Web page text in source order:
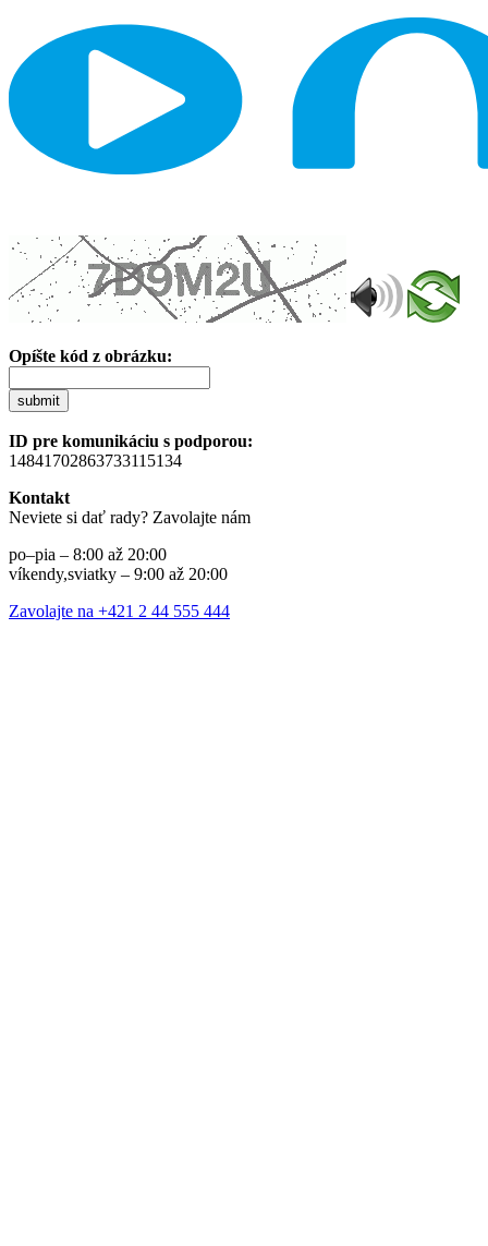
Opíšte kód z obrázku:
submit
ID pre komunikáciu s podporou:
14841702863733115134
Kontakt
Neviete si dať rady? Zavolajte nám
po–pia – 8:00 až 20:00
víkendy,sviatky – 9:00 až 20:00
Zavolajte na +421 2 44 555 444